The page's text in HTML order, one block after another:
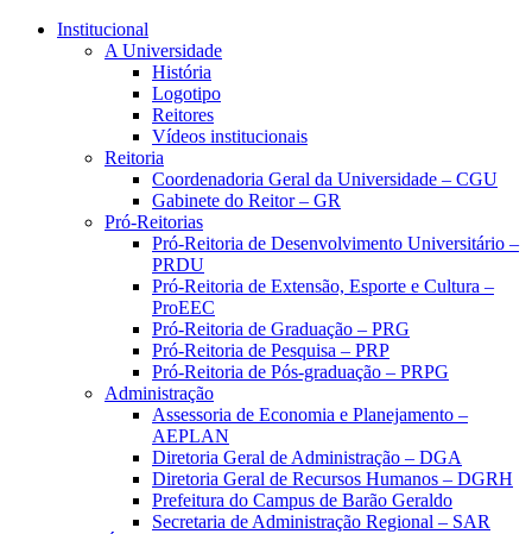
Conteúdo principal
Institucional
A Universidade
História
Logotipo
Reitores
Vídeos institucionais
Reitoria
Coordenadoria Geral da Universidade – CGU
Gabinete do Reitor – GR
Pró-Reitorias
Pró-Reitoria de Desenvolvimento Universitário –
PRDU
Pró-Reitoria de Extensão, Esporte e Cultura –
ProEEC
Pró-Reitoria de Graduação – PRG
Pró-Reitoria de Pesquisa – PRP
Pró-Reitoria de Pós-graduação – PRPG
Administração
Assessoria de Economia e Planejamento –
AEPLAN
Diretoria Geral de Administração – DGA
Diretoria Geral de Recursos Humanos – DGRH
Prefeitura do Campus de Barão Geraldo
Secretaria de Administração Regional – SAR